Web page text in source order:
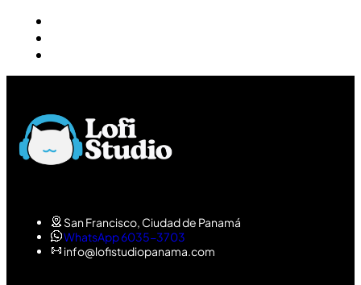
San Francisco, Ciudad de Panamá
WhatsApp 6035-3703
info@lofistudiopanama.com